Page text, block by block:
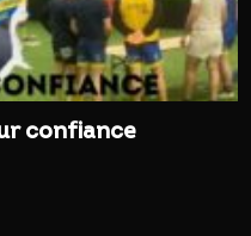
confiance